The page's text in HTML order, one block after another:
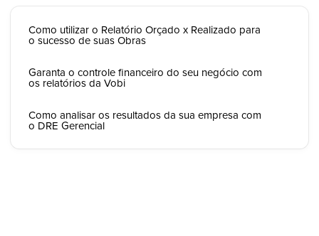
Como utilizar o Relatório Orçado x Realizado para
o sucesso de suas Obras
Garanta o controle financeiro do seu negócio com
os relatórios da Vobi
Como analisar os resultados da sua empresa com
o DRE Gerencial